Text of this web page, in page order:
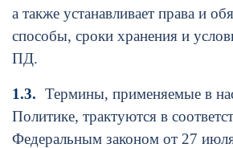
а также устанавливает права и
способы, сроки хранения и
ПД.
1.3. Термины, применяемые в
Политике, трактуются в
Федеральным законом от 27